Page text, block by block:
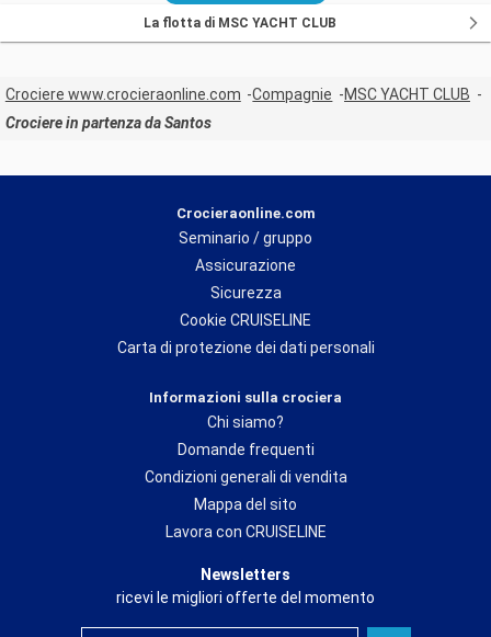
La flotta di MSC YACHT CLUB
Crociere www.crocieraonline.com Compagnie
MSC YACHT CLUB
Crociere in partenza da Santos
Crocieraonline.com
Seminario / gruppo
Assicurazione
Sicurezza
Cookie CRUISELINE
Carta di protezione dei dati personali
Informazioni sulla crociera
Chi siamo?
Domande frequenti
Condizioni generali di vendita
Mappa del sito
Lavora con CRUISELINE
Newsletters
ricevi le migliori offerte del momento